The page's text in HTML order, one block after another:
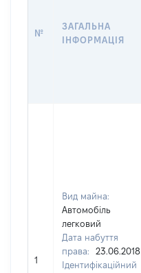
№
ЗАГАЛЬНА
ІНФОРМАЦІЯ
1
Вид майна:
Автомобіль
легковий
Дата набуття
права:
23.06.2018
Ідентифікаційний